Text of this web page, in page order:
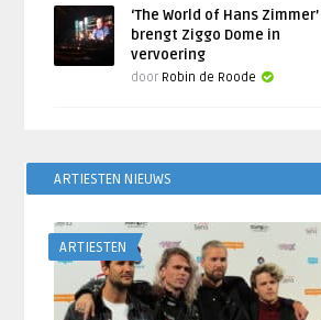
‘The World of Hans Zimmer’
brengt Ziggo Dome in
vervoering
door Robin de Roode
ARTIESTEN NIEUWS
ARTIESTEN